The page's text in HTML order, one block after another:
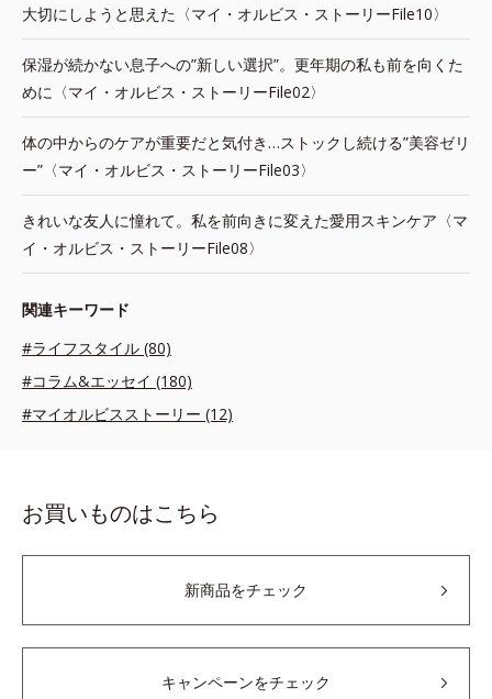
大切にしようと思えた〈マイ・オルビス・ストーリーFile10〉
保湿が続かない息子への”新しい選択”。更年期の私も前を向くた
めに〈マイ・オルビス・ストーリーFile02〉
体の中からのケアが重要だと気付き…ストックし続ける”美容ゼリ
ー”〈マイ・オルビス・ストーリーFile03〉
きれいな友人に憧れて。私を前向きに変えた愛用スキンケア〈マ
イ・オルビス・ストーリーFile08〉
関連キーワード
#ライフスタイル (80)
#コラム&エッセイ (180)
#マイオルビスストーリー (12)
お買いものはこちら
新商品をチェック
キャンペーンをチェック